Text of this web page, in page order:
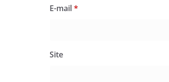
E-mail*
Site